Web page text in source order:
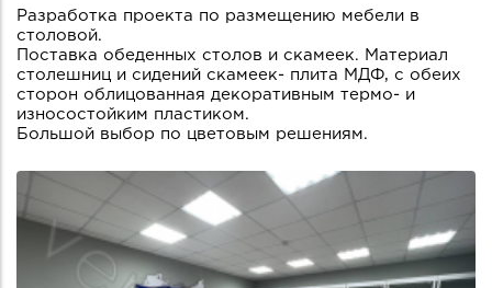
Разработка проекта по размещению мебели в
столовой.
Поставка обеденных столов и скамеек. Материал
столешниц и сидений скамеек- плита МДФ, с обеих
сторон облицованная декоративным термо- и
износостойким пластиком.
Большой выбор по цветовым решениям.